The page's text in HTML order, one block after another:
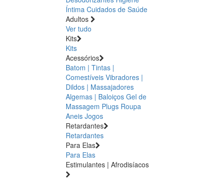
Íntima Cuidados de Saúde
Adultos
Ver tudo
Kits
Kits
Acessórios
Batom | Tintas |
Comestíveis Vibradores |
Dildos | Massajadores
Algemas | Baloiços Gel de
Massagem Plugs Roupa
Aneis Jogos
Retardantes
Retardantes
Para Elas
Para Elas
Estimulantes | Afrodisíacos